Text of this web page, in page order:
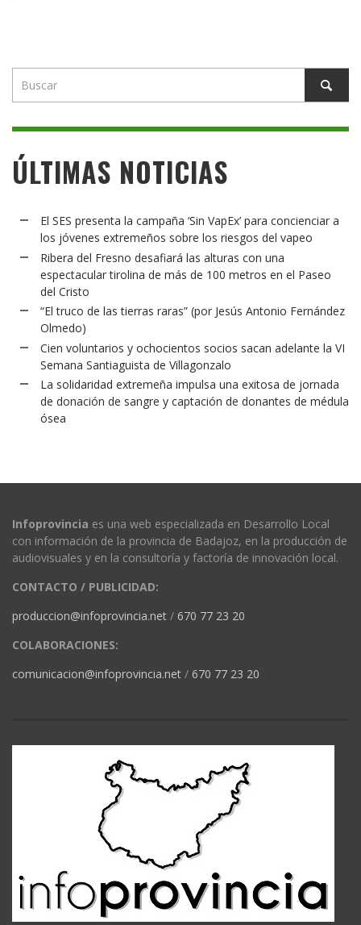
ÚLTIMAS NOTICIAS
El SES presenta la campaña ‘Sin VapEx’ para concienciar a
los jóvenes extremeños sobre los riesgos del vapeo
Ribera del Fresno desafiará las alturas con una
espectacular tirolina de más de 100 metros en el Paseo
del Cristo
“El truco de las tierras raras” (por Jesús Antonio Fernández
Olmedo)
Cien voluntarios y ochocientos socios sacan adelante la VI
Semana Santiaguista de Villagonzalo
La solidaridad extremeña impulsa una exitosa de jornada
de donación de sangre y captación de donantes de médula
ósea
Infoprovincia es una web especializada en Desarrollo Local
con información de la provincia de Badajoz, en la producción de
audiovisuales y en la consultoría y factoría de innovación local.
CONTACTO / PUBLICIDAD:
produccion@infoprovincia.net / 670 77 23 20
COLABORACIONES:
comunicacion@infoprovincia.net / 670 77 23 20